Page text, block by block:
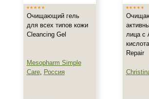
Очищающий гель
для всех типов кожи
Cleancing Gel
Mesopharm Simple
Care, Россия
лица с
Repair